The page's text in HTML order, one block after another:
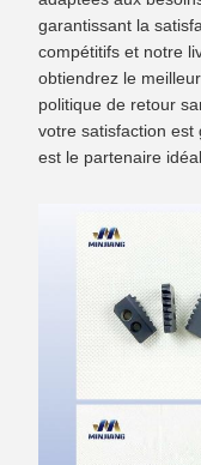
garantissant la
compétitifs et notre
obtiendrez le
politique de retour
votre satisfaction est
est le partenaire